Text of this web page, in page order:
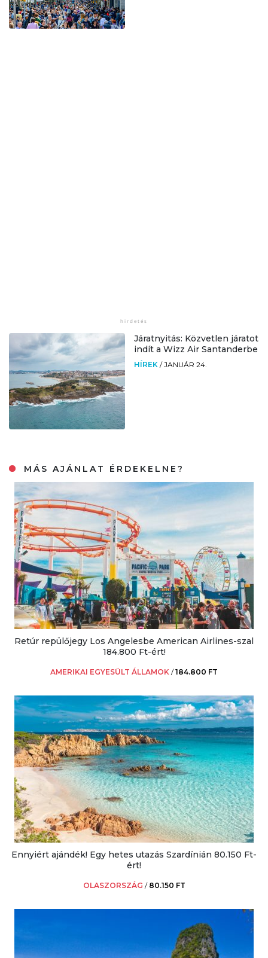
Járatnyitás: Közvetlen járatot
indít a Wizz Air Santanderbe
HÍREK /JANUÁR 24.
MÁS AJÁNLAT ÉRDEKELNE?
Retúr repülőjegy Los Angelesbe American Airlines-szal
184.800 Ft-ért!
AMERIKAI EGYESÜLT ÁLLAMOK /184.800 FT
Ennyiért ajándék! Egy hetes utazás Szardínián 80.150 Ft-
ért!
OLASZORSZÁG / 80.150 FT